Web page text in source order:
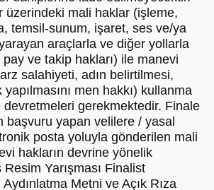
üzerindeki mali haklar (işleme,
temsil-sunum, işaret, ses ve/ya
araçlarla ve diğer yollarla
ve takip hakları) ile manevi
salahiyeti, adın belirtilmesi,
men hakkı) kullanma
devretmeleri gerekmektedir. Finale
başvuru yapan velilere / yasal
posta yoluyla gönderilen mali
hakların devrine yönelik
Yarışması Finalist
Metni ve Açık Rıza